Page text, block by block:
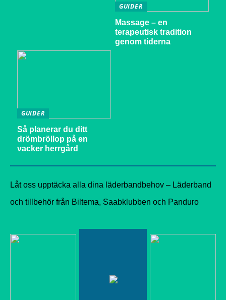
GUIDER
Massage – en
terapeutisk tradition
genom tiderna
GUIDER
Så planerar du ditt
drömbröllop på en
vacker herrgård
Låt oss upptäcka alla dina läderbandbehov – Läderband
och tillbehör från Biltema, Saabklubben och Panduro